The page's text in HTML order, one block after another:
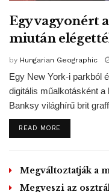
Boris Johnson
miniszter, Chris Whitty
egészségügyi
Királyság és az
kapcsolatrendszeréről
küldöttségvezetője.
Michel Barnier, az
közvetlen
bejelentette, hogy az ő
videokapcsolat
Egy vagyonért
miután
by Hungarian Geographic
Egy New York-i parkból
digitális műalkotásként a
Banksy világhírű brit
READ MOREDETAILS
Megváltoztatják a
Megveszi az